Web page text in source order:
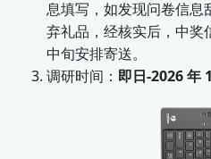
息填写，如发现问卷信息
弃礼品，经核实后，中奖
中旬安排寄送。
调研时间： 即日-2026 年